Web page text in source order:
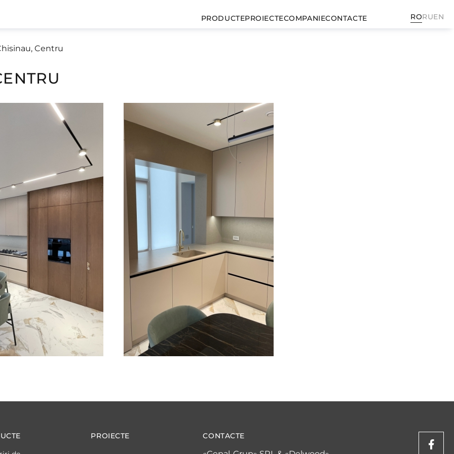
PRODUCTEPROIECTECOMPANIECONTACTE RORUEN
Centru
PROIECTE CONTACTE